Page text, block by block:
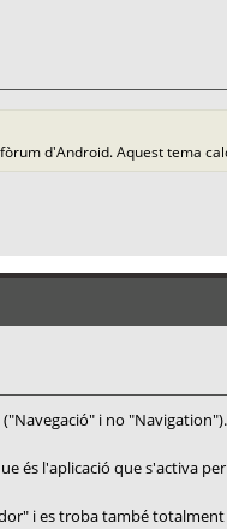
d'Android. Aquest tema
i no
és l'aplicació que s'activa
i es troba també